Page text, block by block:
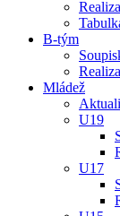
B-tým
Mládež
U19
U17